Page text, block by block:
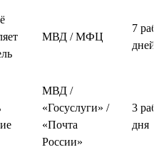
МВД / МФЦ
7
дней
МВД /
«Госуслуги» /
«Почта
России»
3
дня